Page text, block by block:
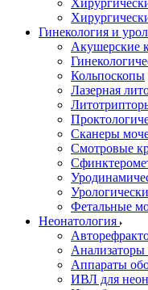
Гинекология и
Акушерские
Кольпоскопы
Лазерная
Сканеры
Смотровые
Фетальные
Неонатология
Анализаторы
Аппараты
ИВЛ для